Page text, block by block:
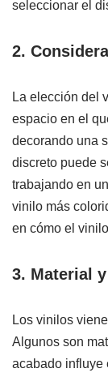
seleccionar el
2.
La elección del
espacio en el
decorando una
discreto puede
trabajando en
vinilo más
en cómo el
3. Material
Los vinilos
Algunos son
acabado influye